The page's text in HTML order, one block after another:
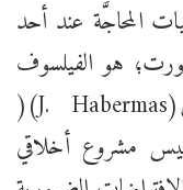
المحاجَّة عند أحد
هو الفيلسوف
الألماني المعاصر يورجن هابرماس(J. Habermas)(
مشروع أخلاقي